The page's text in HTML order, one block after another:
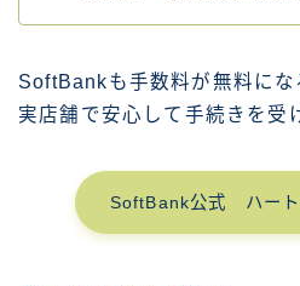
SoftBankも手数料が無料にな
実店舗で安心して手続きを受
SoftBank公式 ハート